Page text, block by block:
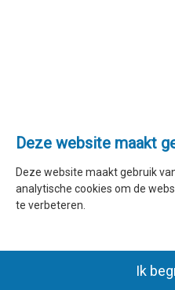
Deze website maakt
Deze website maakt gebruik
analytische cookies om de
te verbeteren.
Ik